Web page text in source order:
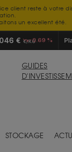
client reste à
un excellent été.
€ €/KG-0.69 %
GUIDES
STOCKAGE